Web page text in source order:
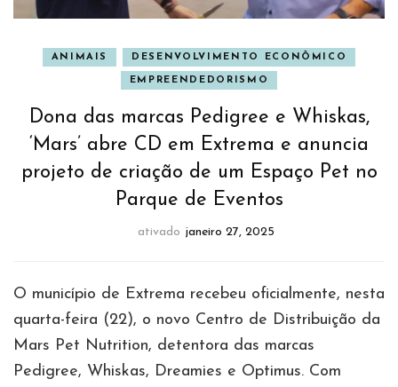
ANIMAIS DESENVOLVIMENTO ECONÔMICO
EMPREENDEDORISMO
Dona das marcas Pedigree e Whiskas,
‘Mars’ abre CD em Extrema e anuncia
projeto de criação de um Espaço Pet no
Parque de Eventos
ativado janeiro 27, 2025
O município de Extrema recebeu oficialmente, nesta
quarta-feira (22), o novo Centro de Distribuição da
Mars Pet Nutrition, detentora das marcas
Pedigree, Whiskas, Dreamies e Optimus. Com